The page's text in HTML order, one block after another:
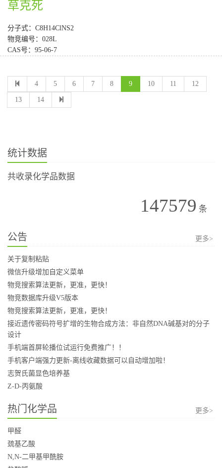
草克死
分子式：C8H14ClNS2
物竞编号：028L
CAS号：95-06-7
4 5 6 7 8 9 10 11 12
13 14
统计数据
共收录化学品数据
147579 条
公告 更多>
关于复制粘贴
微信升级增加自定义菜单
物竞搜索算法更新，更准，更快！
物竞数据库升级V5版本
物竞搜索算法更新，更准，更快！
接近遗传密码符号扩增的生物合成方法：非自然DNA碱基对的分子
设计
手机端首屏轮播位试运行免费推广！！
手机客户端强力更新-离线收藏数据可以自动增加啦！
志贺氏菌显色培养基
Z-D-丙氨酸
热门化学品 更多>
甲醛
巯基乙酸
N,N-二甲基甲酰胺